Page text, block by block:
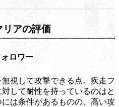
リアの評価
ロワー
視して攻撃できる点。疾走フ
して耐性を持っているのはと
は条件があるものの、高い攻